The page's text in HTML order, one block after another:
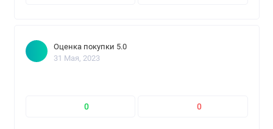
Оценка покупки 5.0
31 Мая, 2023
0 0